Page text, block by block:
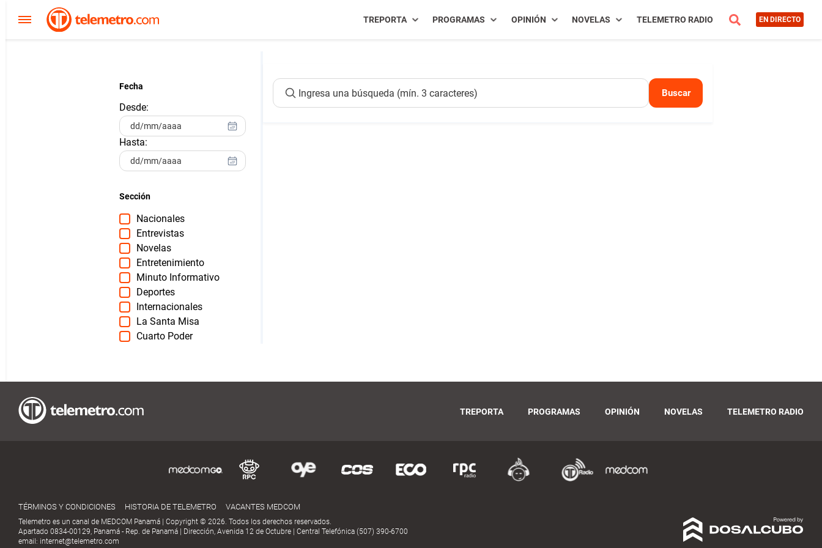
TREPORTA PROGRAMAS OPINIÓN NOVELAS TELEMETRO RADIO EN DIRECTO
Fecha
Desde:
Hasta:
Sección
Nacionales
Entrevistas
Novelas
Entretenimiento
Minuto Informativo
Deportes
Internacionales
La Santa Misa
Cuarto Poder
Buscar
TREPORTA PROGRAMAS OPINIÓN NOVELAS TELEMETRO RADIO
TÉRMINOS Y CONDICIONES HISTORIA DE TELEMETRO VACANTES MEDCOM
Telemetro es un canal de MEDCOM Panamá | Copyright © 2026. Todos los derechos reservados.
Apartado 0834-00129, Panamá - Rep. de Panamá | Dirección, Avenida 12 de Octubre | Central Telefónica (507) 390-6700
email: internet@telemetro.com